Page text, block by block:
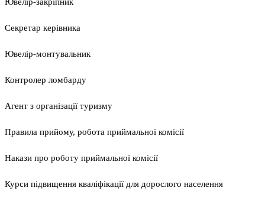
Ювелір-закріпник
Секретар керівника
Ювелір-монтувальник
Контролер ломбарду
Агент з організації туризму
Правила прийому, робота приймальної комісії
Накази про роботу приймальної комісії
Курси підвищення кваліфікації для дорослого населення